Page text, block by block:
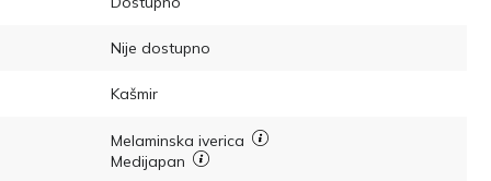
Nije dostupno
Kašmir
Melaminska iverica
Medijapan